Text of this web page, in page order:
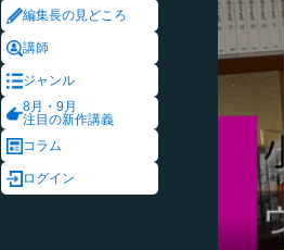
編集長の見どころ
講師
ジャンル
8月・9月
注目の新作講義
コラム
ログイン